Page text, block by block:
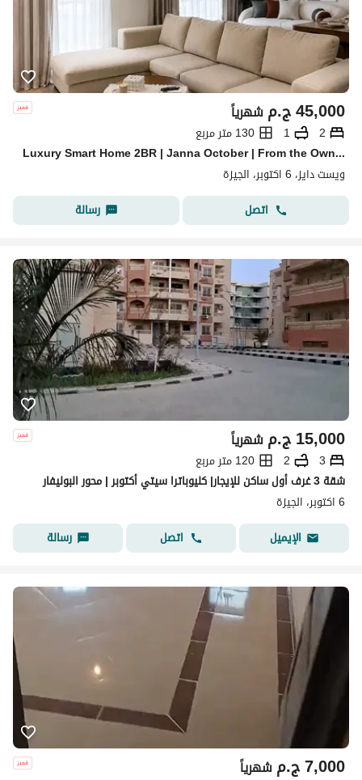
ج.م45,000 شهرياً
2
1
130 متر مربع
Luxury Smart Home 2BR | Janna October | From the Owner
ويست دايز، 6 اكتوبر، الجيزة
اتصل
رسالة
ج.م15,000 شهرياً
3
2
120 متر مربع
شقة 3 غرف أول ساكن للإيجار| كليوباترا سيتي أكتوبر | محور البوليفار
6 اكتوبر، الجيزة
الإيميل
اتصل رسالة
ج.م7,000 شهرياً